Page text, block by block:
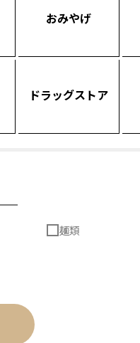
おみやげ
ドラッグストア
麺類